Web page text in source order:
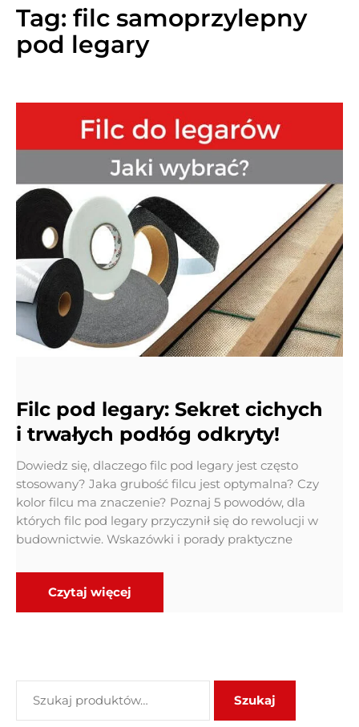
Tag: filc samoprzylepny
pod legary
Filc pod legary: Sekret cichych
i trwałych podłóg odkryty!
Dowiedz się, dlaczego filc pod legary jest często
stosowany? Jaka grubość filcu jest optymalna? Czy
kolor filcu ma znaczenie? Poznaj 5 powodów, dla
których filc pod legary przyczynił się do rewolucji w
budownictwie. Wskazówki i porady praktyczne
Czytaj więcej
Szukaj